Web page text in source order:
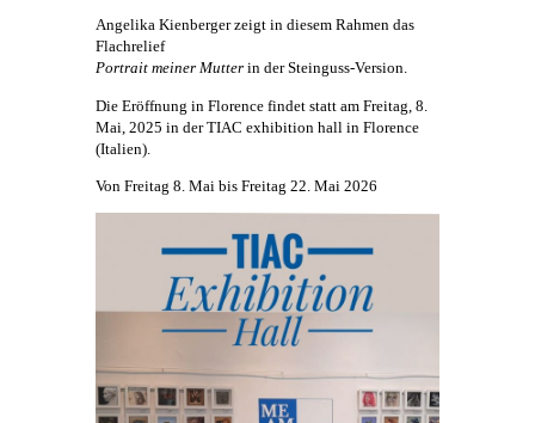
Angelika Kienbergerzeigt in diesem Rahmen das
Flachrelief
Portrait meiner Mutter in der Steinguss-Version.
Die Eröffnung in Florence findet statt am Freitag, 8.
Mai, 2025 in der TIAC exhibition hall in Florence
(Italien).
Von Freitag 8. Mai bis Freitag 22. Mai 2026